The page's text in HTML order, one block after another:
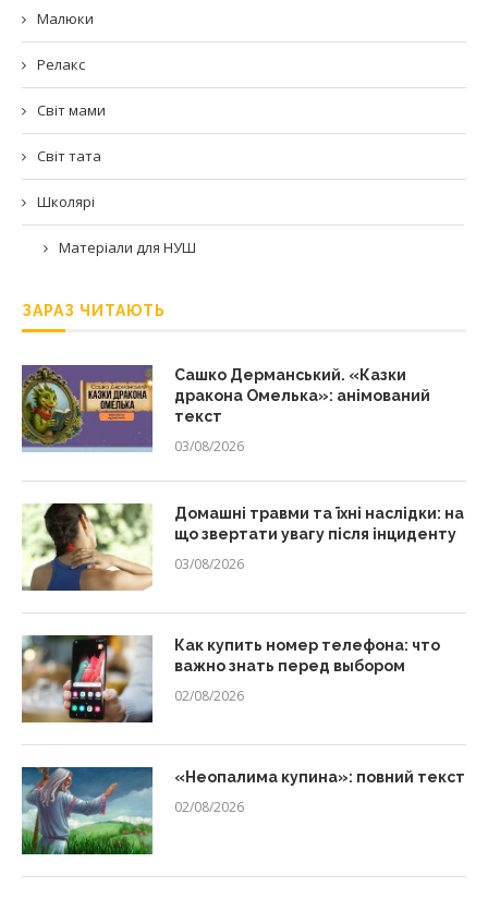
Малюки
Релакс
Світ мами
Світ тата
Школярі
Матеріали для НУШ
ЗАРАЗ ЧИТАЮТЬ
Сашко Дерманський. «Казки
дракона Омелька»: анімований
текст
03/08/2026
Домашні травми та їхні наслідки: на
що звертати увагу після інциденту
03/08/2026
Как купить номер телефона: что
важно знать перед выбором
02/08/2026
«Неопалима купина»: повний текст
02/08/2026